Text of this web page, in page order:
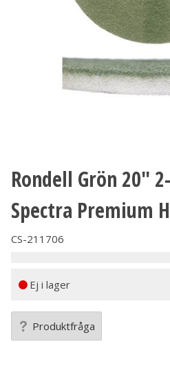
Rondell Grön 20"
Spectra Premium
CS-211706
Ej i lager
Produktfråga